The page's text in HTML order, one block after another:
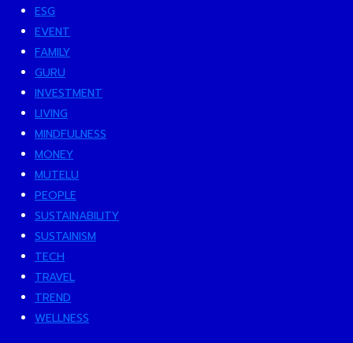
ESG
EVENT
FAMILY
GURU
INVESTMENT
LIVING
MINDFULNESS
MONEY
MUTELU
PEOPLE
SUSTAINABILITY
SUSTAINISM
TECH
TRAVEL
TREND
WELLNESS